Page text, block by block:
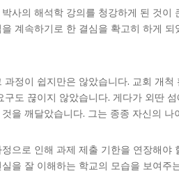
사의 해석학 강의를 청강하게 된 것
계속하기로 한 결심을 확고히 하게
과정이 쉽지만은 않았습니다. 교회 개
구도 끊이지 않았습니다. 게다가 외딴
을 깨달았습니다. 그는 종종 자신의
으로 인해 과제 제출 기한을 연장해
을 잘 이해하는 학교의 모습을 보여주